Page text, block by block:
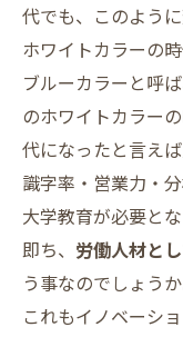
代でも、このよう
ホワイトカラーの時
ブルーカラーと呼
のホワイトカラー
代になったと言え
識字率・営業力・
大学教育が必要とな
即ち、 労働人材と
う事なのでしょうか
これもイノベーシ